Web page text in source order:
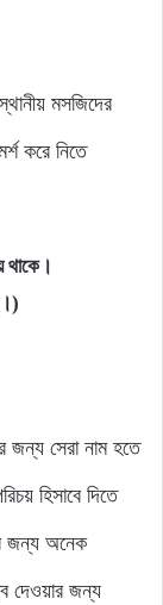
মসজিদের
করে নিতে
থাকে।
জন্য সেরা নাম হতে
হিসাবে দিতে
জন্য অনেক
দেওয়ার জন্য